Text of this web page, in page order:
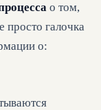
о том,
просто галочка
о: